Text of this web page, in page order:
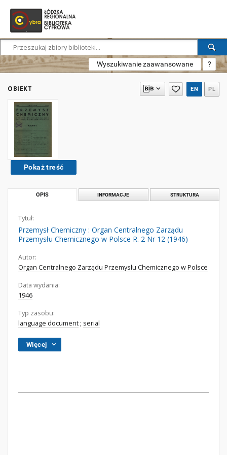
Wyszukiwanie zaawansowane ?
OBIEKT EN PL
Pokaż treść
OPIS INFORMACJE STRUKTURA
Tytuł:
Przemysł Chemiczny : Organ Centralnego Zarządu
Przemysłu Chemicznego w Polsce R. 2 Nr 12 (1946)
Autor:
Organ Centralnego Zarządu Przemysłu Chemicznego w Polsce
Data wydania:
1946
Typ zasobu:
language document ; serial
Więcej